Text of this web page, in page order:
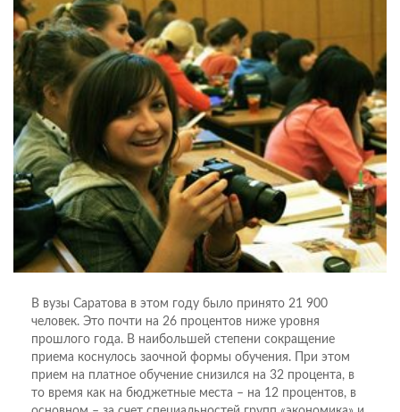
В вузы Саратова в этом году было принято 21 900
человек. Это почти на 26 процентов ниже уровня
прошлого года. В наибольшей степени сокращение
приема коснулось заочной формы обучения. При этом
прием на платное обучение снизился на 32 процента, в
то время как на бюджетные места – на 12 процентов, в